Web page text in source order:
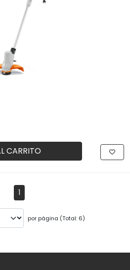
CARRITO
1
por página (Total: 6)